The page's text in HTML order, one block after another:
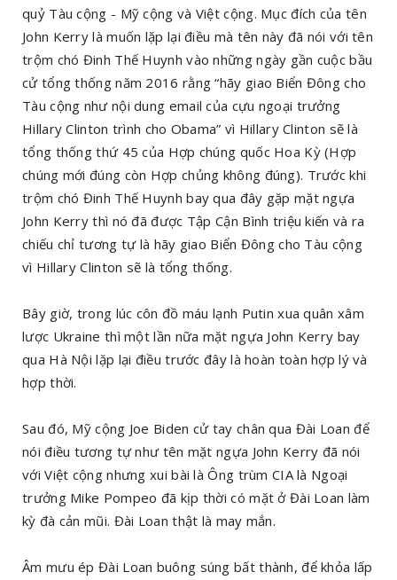
quỷ Tàu cộng - Mỹ cộng và Việt cộng. Mục đích của tên
John Kerry là muốn lặp lại điều mà tên này đã nói với tên
trộm chó Đinh Thế Huynh vào những ngày gần cuộc bầu
cử tổng thống năm 2016 rằng “hãy giao Biển Đông cho
Tàu cộng như nội dung email của cựu ngoại trưởng
Hillary Clinton trình cho Obama” vì Hillary Clinton sẽ là
tổng thống thứ 45 của Hợp chúng quốc Hoa Kỳ (Hợp
chúng mới đúng còn Hợp chủng không đúng). Trước khi
trộm chó Đinh Thế Huynh bay qua đây gặp mặt ngựa
John Kerry thì nó đã được Tập Cận Bình triệu kiến và ra
chiếu chỉ tương tự là hãy giao Biển Đông cho Tàu cộng
vì Hillary Clinton sẽ là tổng thống.
Bây giờ, trong lúc côn đồ máu lạnh Putin xua quân xâm
lược Ukraine thì một lần nữa mặt ngựa John Kerry bay
qua Hà Nội lặp lại điều trước đây là hoàn toàn hợp lý và
hợp thời.
Sau đó, Mỹ cộng Joe Biden cử tay chân qua Đài Loan để
nói điều tương tự như tên mặt ngựa John Kerry đã nói
với Việt cộng nhưng xui bài là Ông trùm CIA là Ngoại
trưởng Mike Pompeo đã kịp thời có mặt ở Đài Loan làm
kỳ đà cản mũi. Đài Loan thật là may mắn.
Âm mưu ép Đài Loan buông súng bất thành, để khỏa lấp